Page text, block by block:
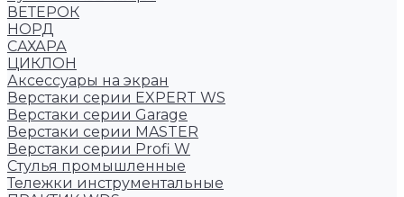
ВЕТЕРОК
НОРД
САХАРА
ЦИКЛОН
Аксессуары на экран
Верстаки серии EXPERT WS
Верстаки серии Garage
Верстаки серии MASTER
Верстаки серии Profi W
Стулья промышленные
Тележки инструментальные